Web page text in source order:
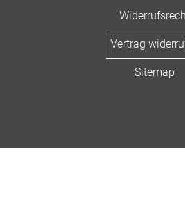
Vertrag
Sitemap